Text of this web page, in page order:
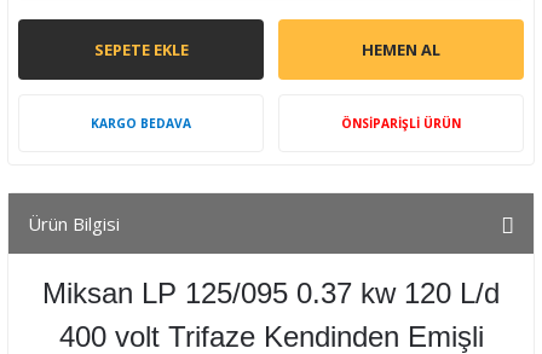
SEPETE EKLE HEMEN AL
KARGO BEDAVA ÖNSİPARİŞLİ ÜRÜN
Ürün Bilgisi
Miksan LP 125/095 0.37 kw 120 L/d
400 volt Trifaze Kendinden Emişli